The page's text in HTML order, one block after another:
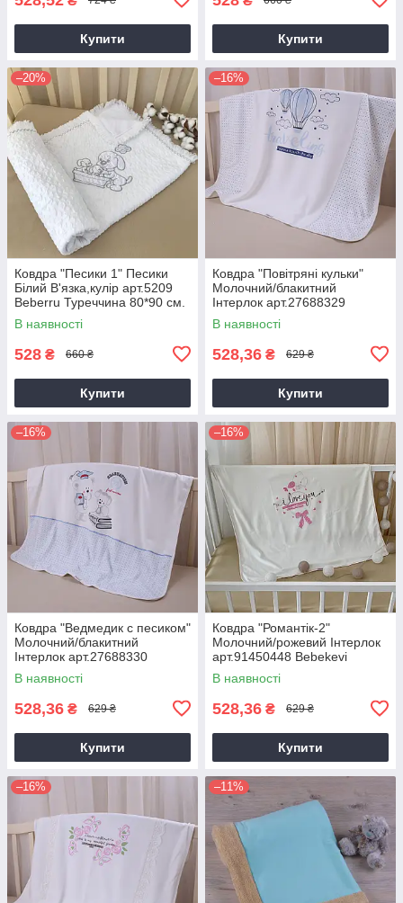
Купити Купити
–20%
Ковдра "Песики 1" Песики
Білий В'язка,кулір арт.5209
Beberru Туреччина 80*90 см.
(р)
В наявності
528 ₴ 660 ₴
Купити
–16%
Ковдра "Повітряні кульки"
Молочний/блакитний
Інтерлок арт.27688329
Bebekevi Туреччина 85*90
см.(р)
В наявності
528,36 ₴ 629 ₴
Купити
–16%
Ковдра "Ведмедик с песиком"
Молочний/блакитний
Інтерлок арт.27688330
Bebekevi Туреччина 85*90
см.(р)
В наявності
528,36 ₴ 629 ₴
Купити
–16%
Ковдра "Романтік-2"
Молочний/рожевий Інтерлок
арт.91450448 Bebekevi
Туреччина 85*90 см.(р)
В наявності
528,36 ₴ 629 ₴
Купити
–16% –11%